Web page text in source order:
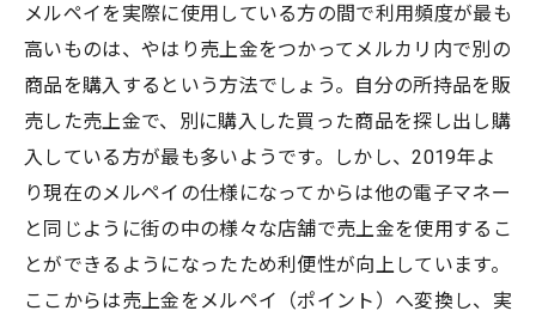
メルペイを実際に使用している方の間で利用頻度が最も
高いものは、やはり売上金をつかってメルカリ内で別の
商品を購入するという方法でしょう。自分の所持品を販
売した売上金で、別に購入した買った商品を探し出し購
入している方が最も多いようです。しかし、2019年よ
り現在のメルペイの仕様になってからは他の電子マネー
と同じように街の中の様々な店舗で売上金を使用するこ
とができるようになったため利便性が向上しています。
ここからは売上金をメルペイ（ポイント）へ変換し、実